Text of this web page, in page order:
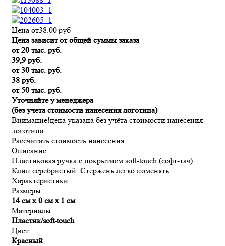
Цена от38.00 руб
Цена зависит от общей суммы заказа
от 20 тыс. руб.
39,9 руб.
от 30 тыс. руб.
38 руб.
от 50 тыс. руб.
Уточняйте у менеджера
(без учета стоимости нанесения логотипа)
Внимание!цена указана без учёта стоимости нанесения
логотипа.
Рассчитать стоимость нанесения
Описание
Пластиковая ручка с покрытием soft-touch (софт-тач).
Клип серебристый. Стержень легко поменять.
Характеристики
Размеры
14 см х 0 см х 1 см
Материалы
Пластик/soft-touch
Цвет
Красный